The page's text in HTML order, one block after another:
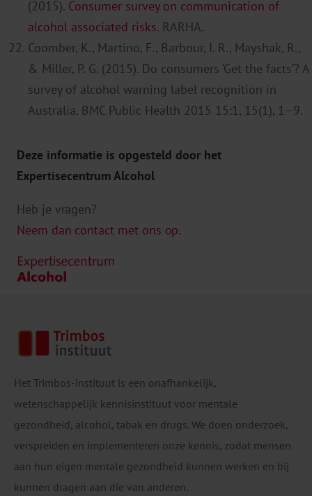
Deze informatie is opgesteld door het
Expertisecentrum Alcohol
Heb je vragen?
Neem dan contact met ons op.
(2015). Consumer survey on communication of
alcohol associated risks. RARHA.
Coomber, K., Martino, F., Barbour, I. R., Mayshak, R.,
& Miller, P. G. (2015). Do consumers ‘Get the facts’? A
survey of alcohol warning label recognition in
Australia. BMC Public Health 2015 15:1, 15(1), 1–9.
Het Trimbos-instituut is een onafhankelijk,
wetenschappelijk kennisinstituut voor mentale
gezondheid, alcohol, tabak en drugs. We doen onderzoek,
verspreiden en implementeren onze kennis, zodat mensen
aan hun eigen mentale gezondheid kunnen werken en bij
kunnen dragen aan die van anderen.